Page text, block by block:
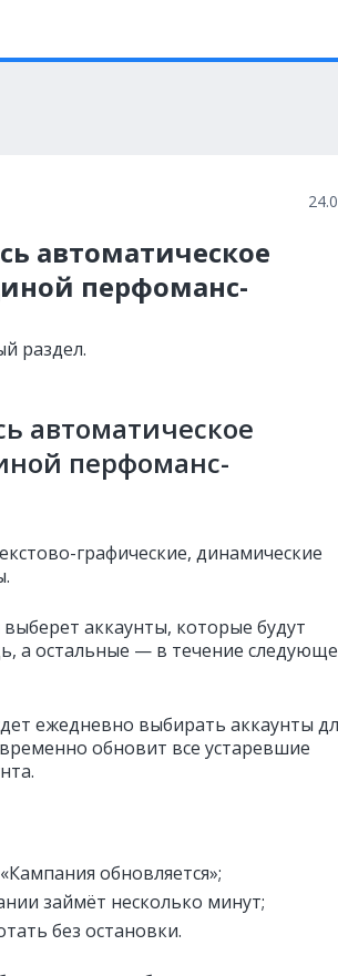
автоматическое
перфоманс-
раздел.
автоматическое
перфоманс-
графические, динамические
аккаунты, которые будут
а остальные — в течение
ежедневно выбирать аккаунты
обновит все устаревшие
обновляется»;
займёт несколько минут;
без остановки.